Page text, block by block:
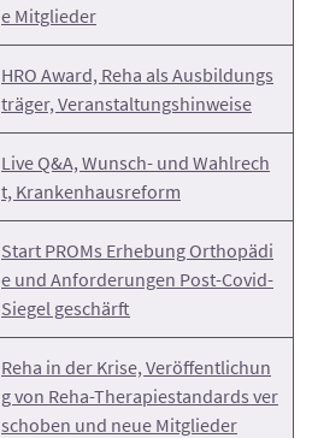
e Mitglieder
HRO Award, Reha als Ausbildungs
träger, Veranstaltungshinweise
Live Q&A, Wunsch- und Wahlrech
t, Krankenhausreform
Start PROMs Erhebung Orthopädi
e und Anforderungen Post-Covid-
Siegel geschärft
Reha in der Krise, Veröffentlichun
g von Reha-Therapiestandards ver
schoben und neue Mitglieder